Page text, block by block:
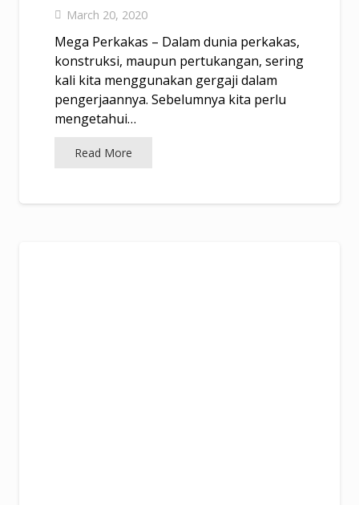
March 20, 2020
Mega Perkakas – Dalam dunia perkakas,
konstruksi, maupun pertukangan, sering
kali kita menggunakan gergaji dalam
pengerjaannya. Sebelumnya kita perlu
mengetahui…
Read More